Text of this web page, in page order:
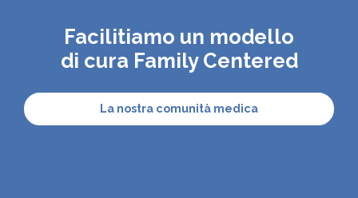
Facilitiamo un modello
di cura Family Centered
La nostra comunità medica